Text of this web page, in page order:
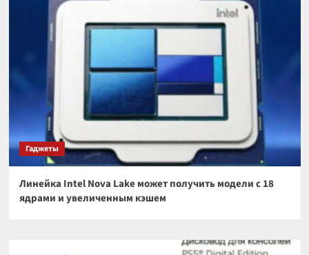
Гаджеты
Линейка Intel Nova Lake может получить модели с 18
ядрами и увеличенным кэшем